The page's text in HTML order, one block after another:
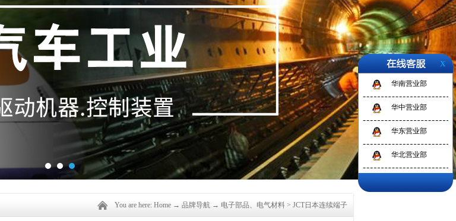
You are here: Home → 品牌导航 → 电子部品、电气材料 > JCT日本连续端子
X
华南营业部
华中营业部
华东营业部
华北营业部